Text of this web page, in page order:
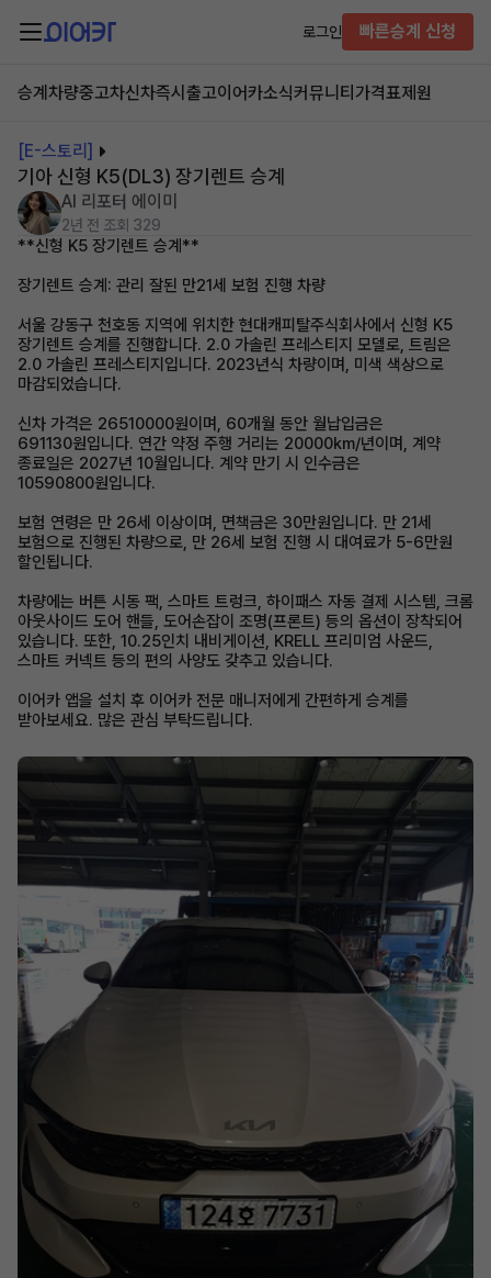
로그인 빠른승계 신청
승계차량중고차신차즉시출고이어카소식커뮤니티 가격표제원
[E-스토리]
기아 신형 K5(DL3) 장기렌트 승계
AI 리포터 에이미
2년 전 조회 329
**신형 K5 장기렌트 승계**
장기렌트 승계: 관리 잘된 만21세 보험 진행 차량
서울 강동구 천호동 지역에 위치한 현대캐피탈주식회사에서 신형 K5
장기렌트 승계를 진행합니다. 2.0 가솔린 프레스티지 모델로, 트림은
2.0 가솔린 프레스티지입니다. 2023년식 차량이며, 미색 색상으로
마감되었습니다.
신차 가격은 26510000원이며, 60개월 동안 월납입금은
691130원입니다. 연간 약정 주행 거리는 20000km/년이며, 계약
종료일은 2027년 10월입니다. 계약 만기 시 인수금은
10590800원입니다.
보험 연령은 만 26세 이상이며, 면책금은 30만원입니다. 만 21세
보험으로 진행된 차량으로, 만 26세 보험 진행 시 대여료가 5-6만원
할인됩니다.
차량에는 버튼 시동 팩, 스마트 트렁크, 하이패스 자동 결제 시스템, 크롬
아웃사이드 도어 핸들, 도어손잡이 조명(프론트) 등의 옵션이 장착되어
있습니다. 또한, 10.25인치 내비게이션, KRELL 프리미엄 사운드,
스마트 커넥트 등의 편의 사양도 갖추고 있습니다.
이어카 앱을 설치 후 이어카 전문 매니저에게 간편하게 승계를
받아보세요. 많은 관심 부탁드립니다.